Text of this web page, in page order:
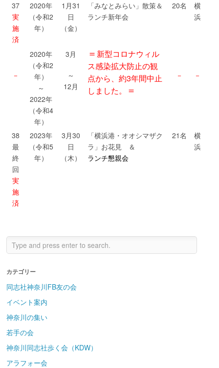
37
実
施
済
2020年
（令和2
年）
1月31
日
（金）
「みなとみらい」散策＆
ランチ新年会
20名
横
浜
－
2020年
（令和2
年）
～
2022年
（令和4
年）
3月
～
12月
＝ 新型コロナウィル
ス感染拡大防止の観
点から、約3年間中止
しました。
＝
－ －
38
最
終
回
実
施
済
2023年
（令和5
年）
3月30
日
（木）
「横浜港・オオシマザク
ラ」お花見 ＆
ランチ懇親会
21名
横
浜
カテゴリー
同志社神奈川FB友の会
イベント案内
神奈川の集い
若手の会
神奈川同志社歩く会（KDW）
アラフォー会